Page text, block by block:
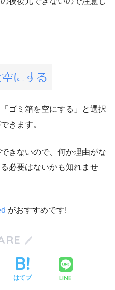
ゴミ箱を空にする」と選択
きます。
きないので、何か理由がな
必要はないかも知れませ
がおすすめです!
はてブ LINE